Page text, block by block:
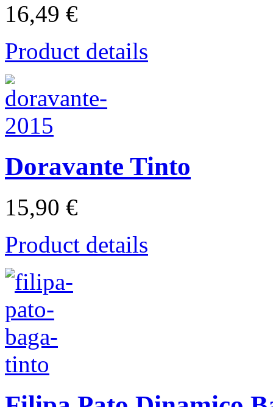
16,49 €
Product details
Doravante Tinto
15,90 €
Product details